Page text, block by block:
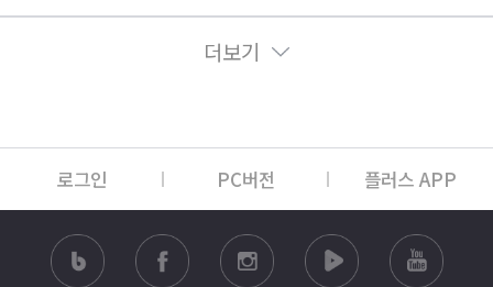
더보기
로그인 PC버전 플러스 APP